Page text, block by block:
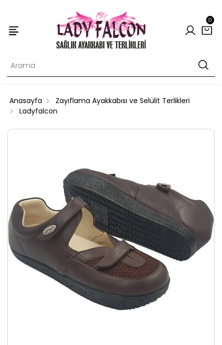
0
Anasayfa
Zayıflama Ayakkabısı ve Selülit Terlikleri
Ladyfalcon